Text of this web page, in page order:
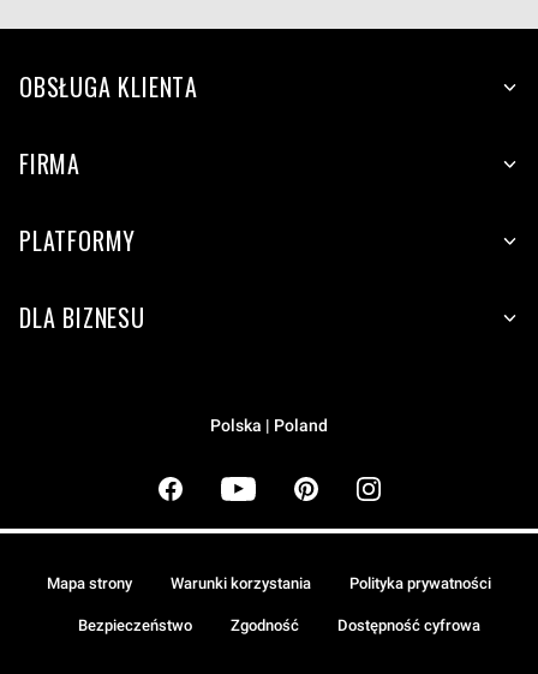
OBSŁUGA KLIENTA
FIRMA
PLATFORMY
DLA BIZNESU
Polska | Poland
Mapa strony Warunki korzystania Polityka prywatności
Bezpieczeństwo Zgodność Dostępność cyfrowa